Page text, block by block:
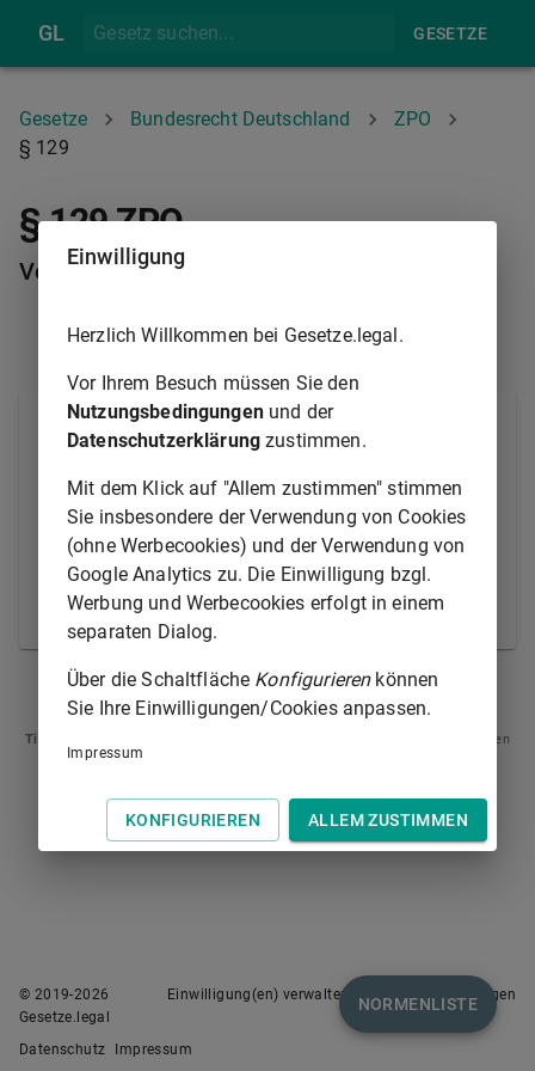
GL GESETZE
Gesetze Bundesrecht Deutschland
ZPO
§ 129
§ 129 ZPO
Vorbereitende Schriftsätze
(1) In Anwaltsprozessen wird die mündliche
Verhandlung durch Schriftsätze vorbereitet.
(2) In anderen Prozessen kann den Parteien durch
richterliche Anordnung aufgegeben werden, die
mündliche Verhandlung durch Schriftsätze oder zu
Protokoll der Geschäftsstelle abzugebende
Erklärungen vorzubereiten.
§ 128A § 129A
Tipp
: Swipen Sie auf dem Bildschirm links oder rechts zur Navigation zwischen
NORMENLISTE
© 2019-2026
Gesetze.legal
Einwilligung(en) verwalten Nutzungsbedingungen
Datenschutz Impressum
Einwilligung
Herzlich Willkommen bei Gesetze.legal.
Vor Ihrem Besuch müssen Sie den
Nutzungsbedingungenund der
Datenschutzerklärung zustimmen.
Mit dem Klick auf "Allem zustimmen" stimmen
Sie insbesondere der Verwendung von Cookies
(ohne Werbecookies) und der Verwendung von
Google Analytics zu. Die Einwilligung bzgl.
Werbung und Werbecookies erfolgt in einem
separaten Dialog.
Über die Schaltfläche Konfigurierenkönnen
Sie Ihre Einwilligungen/Cookies anpassen.
Impressum
KONFIGURIEREN ALLEM ZUSTIMMEN